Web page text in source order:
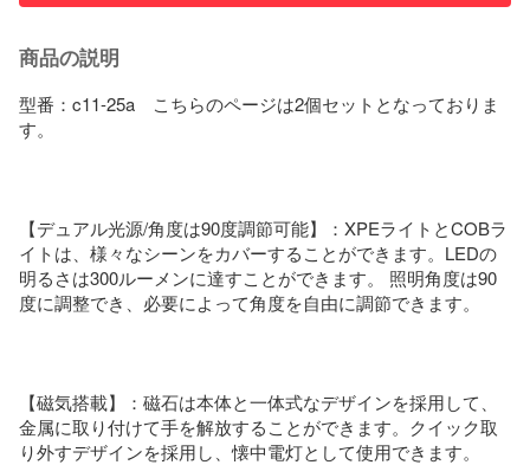
商品の説明
型番：c11-25a　こちらのページは2個セットとなっておりま
す。
【デュアル光源/角度は90度調節可能】：XPEライトとCOBラ
イトは、様々なシーンをカバーすることができます。LEDの
明るさは300ルーメンに達すことができます。 照明角度は90
度に調整でき、必要によって角度を自由に調節できます。
【磁気搭載】：磁石は本体と一体式なデザインを採用して、
金属に取り付けて手を解放することができます。クイック取
り外すデザインを採用し、懐中電灯として使用できます。